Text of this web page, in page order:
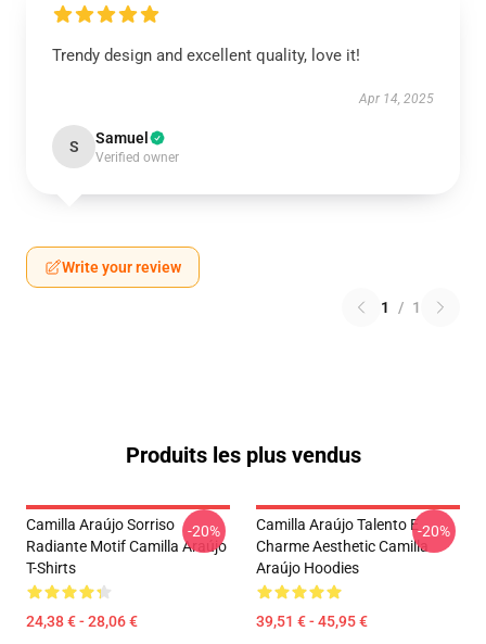
Trendy design and excellent quality, love it!
Apr 14, 2025
S Samuel
Verified owner
Write your review
1 / 1
Produits les plus vendus
Camilla Araújo Sorriso
Radiante Motif Camilla Araújo
T-Shirts
24,38 € - 28,06 €
-20%
Camilla Araújo Talento E
Charme Aesthetic Camilla
Araújo Hoodies
39,51 € - 45,95 €
-20%